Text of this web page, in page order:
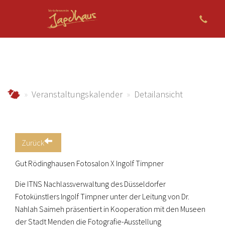
jagdhaus.infoVeranstaltungskalender Detailansicht
Zurück
Gut Rödinghausen Fotosalon X Ingolf Timpner
Die ITNS Nachlassverwaltung des Düsseldorfer
Fotokünstlers Ingolf Timpner unter der Leitung von Dr.
Nahlah Saimeh präsentiert in Kooperation mit den Museen
der Stadt Menden die Fotografie-Ausstellung